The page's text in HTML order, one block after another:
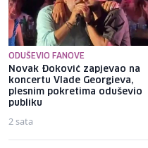
ODUŠEVIO FANOVE
Novak Đoković zapjevao na
koncertu Vlade Georgieva,
plesnim pokretima oduševio
publiku
2 sata